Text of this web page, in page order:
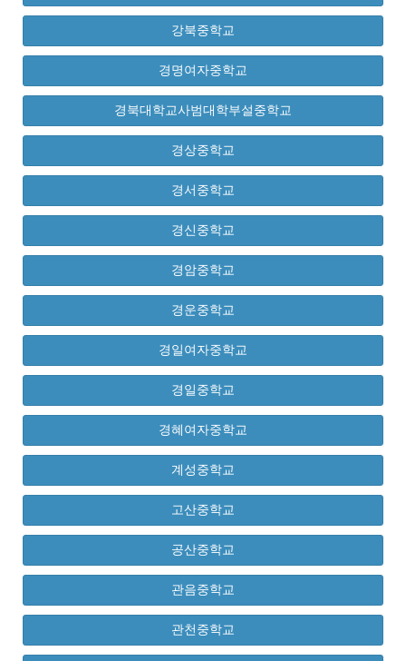
강북중학교
경명여자중학교
경북대학교사범대학부설중학교
경상중학교
경서중학교
경신중학교
경암중학교
경운중학교
경일여자중학교
경일중학교
경혜여자중학교
계성중학교
고산중학교
공산중학교
관음중학교
관천중학교